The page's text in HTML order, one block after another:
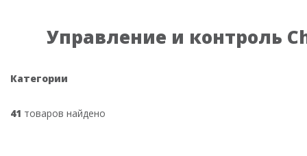
Управление и контроль
Категории
41 товаров найдено